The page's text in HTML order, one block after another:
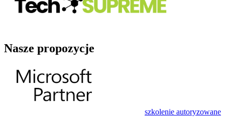
Nasze propozycje
szkolenie autoryzowane